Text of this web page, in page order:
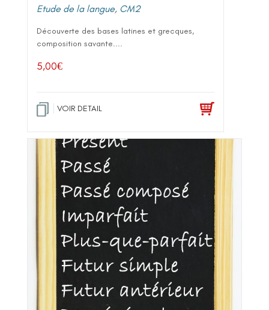
Etude de la langue, CM2
Découverte des bases latines et grecques,
composition savante....
5,00€
VOIR DETAIL